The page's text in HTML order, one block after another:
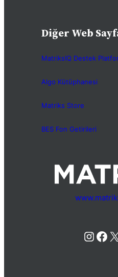
Diğer Web
MatriksIQ Destek
Algo Kütüphanesi
Matriks Store
BES Fon Getirileri